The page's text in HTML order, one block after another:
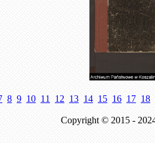
8 9 10 11 12 13 14 15 16 17 18
Copyright © 2015 -